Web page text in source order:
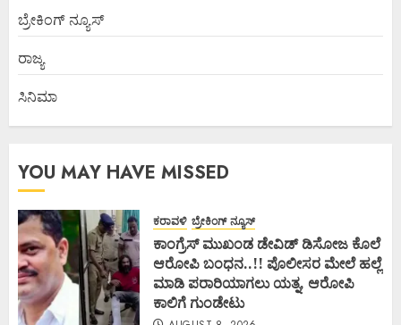
ಬ್ರೇಕಿಂಗ್ ನ್ಯೂಸ್
ರಾಜ್ಯ
ಸಿನಿಮಾ
YOU MAY HAVE MISSED
ಕರಾವಳಿ ಬ್ರೇಕಿಂಗ್ ನ್ಯೂಸ್
ಕಾಂಗ್ರೆಸ್ ಮುಖಂಡ ಡೇವಿಡ್ ಡಿಸೋಜ ಕೊಲೆ
ಆರೋಪಿ ಬಂಧನ..!! ಪೊಲೀಸರ ಮೇಲೆ ಹಲ್ಲೆ
ಮಾಡಿ ಪರಾರಿಯಾಗಲು ಯತ್ನ, ಆರೋಪಿ
ಕಾಲಿಗೆ ಗುಂಡೇಟು